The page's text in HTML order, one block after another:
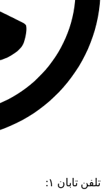
تلفن تابان ۱: